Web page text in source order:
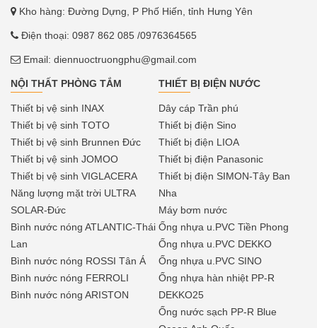
Kho hàng: Đường Dựng, P Phố Hiến, tỉnh Hưng Yên
Điện thoại: 0987 862 085 /0976364565
Email: diennuoctruongphu@gmail.com
NỘI THẤT PHÒNG TẮM
Thiết bị vệ sinh INAX
Thiết bị vệ sinh TOTO
Thiết bị vệ sinh Brunnen Đức
Thiết bị vệ sinh JOMOO
Thiết bị vệ sinh VIGLACERA
Năng lượng mặt trời ULTRA
SOLAR-Đức
Bình nước nóng ATLANTIC-Thái
Lan
Bình nước nóng ROSSI Tân Á
Bình nước nóng FERROLI
Bình nước nóng ARISTON
THIẾT BỊ ĐIỆN NƯỚC
Dây cáp Trần phú
Thiết bị điện Sino
Thiết bị điện LIOA
Thiết bị điện Panasonic
Thiết bị điện SIMON-Tây Ban
Nha
Máy bơm nước
Ống nhựa u.PVC Tiền Phong
Ống nhựa u.PVC DEKKO
Ống nhựa u.PVC SINO
Ống nhựa hàn nhiệt PP-R
DEKKO25
Ống nước sạch PP-R Blue